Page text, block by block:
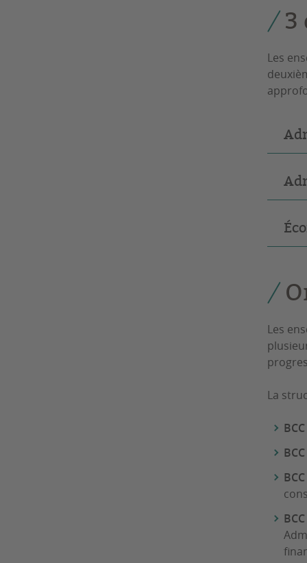
3
Les
Les
La